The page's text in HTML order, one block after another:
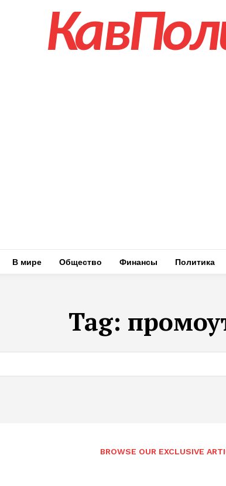
В мире Общество Финансы Политика
Tag:
BROWSE OUR EXCLUSIVE